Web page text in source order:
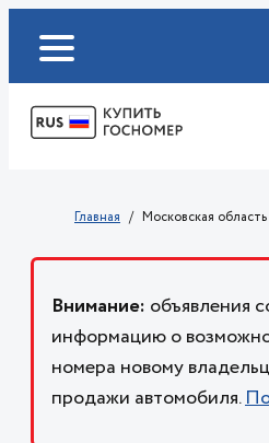
Главная Московская область
Внимание: объявления
информацию о
номера новому
продажи автомобиля.